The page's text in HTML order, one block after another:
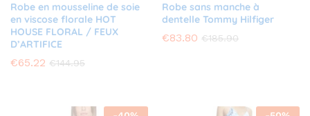
Robe en mousseline de soie
en viscose florale HOT
HOUSE FLORAL / FEUX
D’ARTIFICE
€65.22 €144.95
Robe sans manche à
dentelle Tommy Hilfiger
€83.80 €185.90